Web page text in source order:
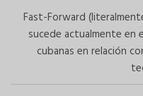
Fast-Forward
sucede actualmente en
cubanas en relación